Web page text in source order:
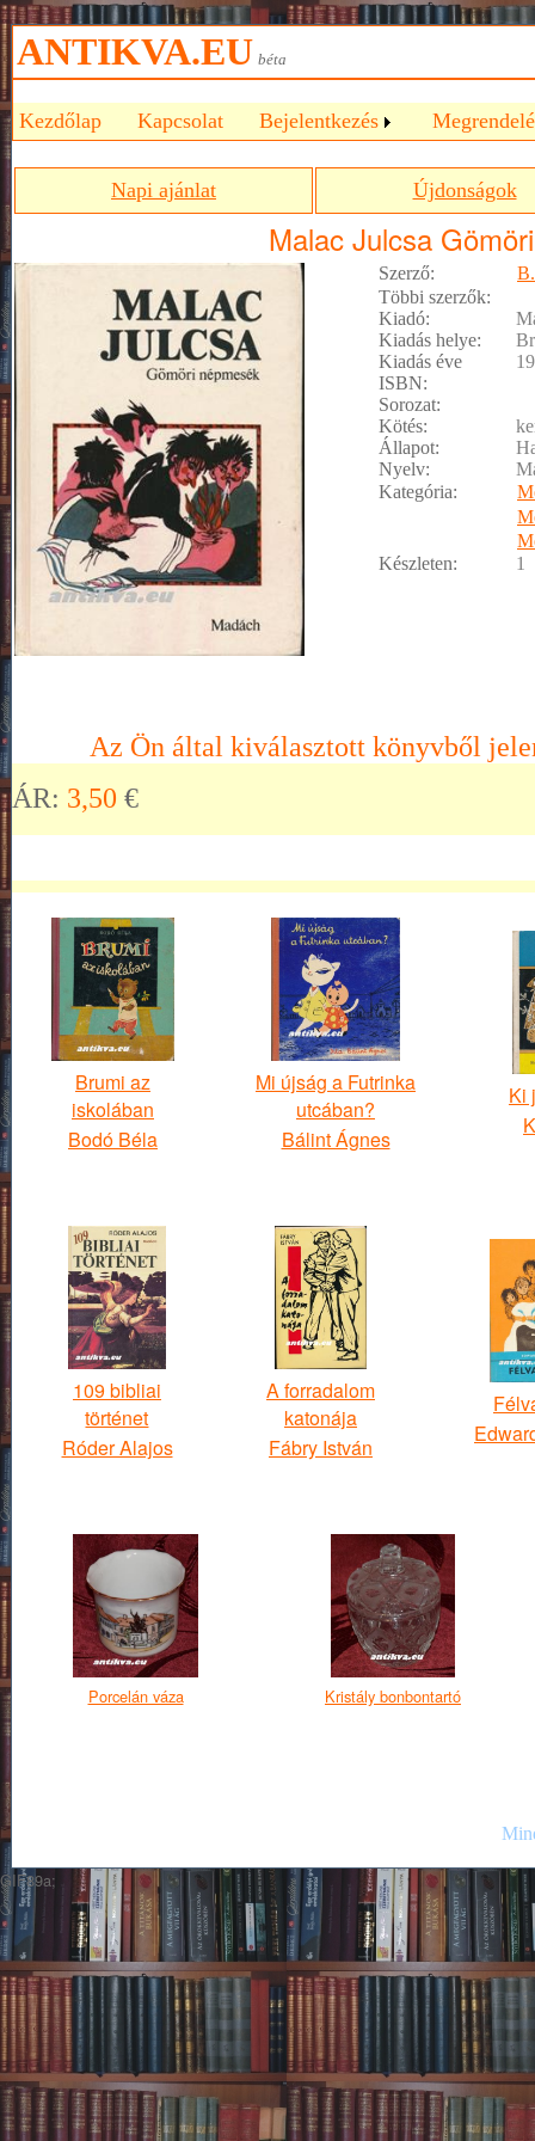
ANTIKVA.EU béta
Kezdőlap Kapcsolat Bejelentkezés
Napi ajánlat Újdonságok
Malac Julcsa
Szerző:
Többi szerzők:
Kiadó:
Kiadás helye:
Kiadás éve
ISBN:
Sorozat:
Kötés:
Állapot:
Nyelv:
Kategória:
Készleten:
1
Az Ön által kiválasztott könyvből
ÁR: 3,50 €
Brumi az
iskolában
Bodó Béla
Mi újság a Futrinka
utcában?
Bálint Ágnes
Ki
109 bibliai
történet
Róder Alajos
A forradalom
katonája
Fábry István
Porcelán váza Kristály bonbontartó
GIF89a;